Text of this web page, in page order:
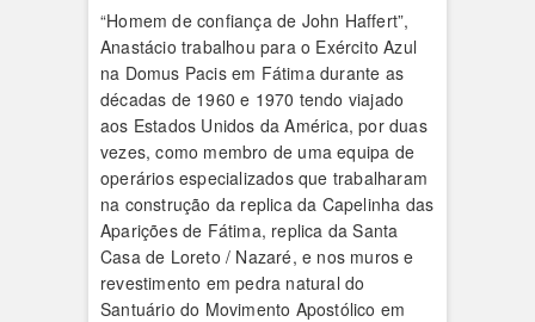
“Homem de confiança de John Haffert”,
Anastácio trabalhou para o Exército Azul
na Domus Pacis em Fátima durante as
décadas de 1960 e 1970 tendo viajado
aos Estados Unidos da América, por duas
vezes, como membro de uma equipa de
operários especializados que trabalharam
na construção da replica da Capelinha das
Aparições de Fátima, replica da Santa
Casa de Loreto / Nazaré, e nos muros e
revestimento em pedra natural do
Santuário do Movimento Apostólico em